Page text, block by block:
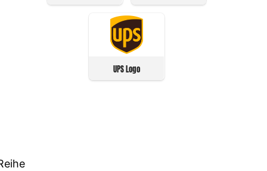
UPS Logo